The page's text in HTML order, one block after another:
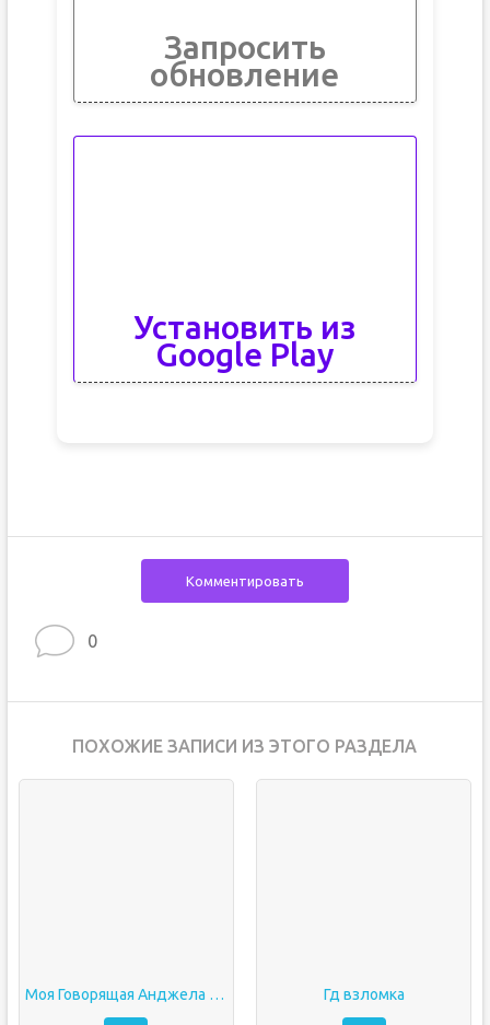
Запросить
обновление
Установить из
Google Play
Комментировать
0
ПОХОЖИЕ ЗАПИСИ ИЗ ЭТОГО РАЗДЕЛА
Моя Говорящая Анджела 2 взлом Много денег Гд взломка